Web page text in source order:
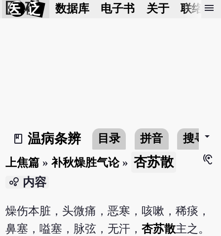
医 砭 数据库 电子书 关于 联络我
menu
book_2
温病条辨 目录 拼音 搜寻arrow_drop_down
上焦篇 »补秋燥胜气论» 杏苏散
hearing
bubble_chart 内容
燥伤本脏，头微痛，恶寒，咳嗽，稀痰，
鼻塞，嗌塞，脉弦，无汗，杏苏散主之。